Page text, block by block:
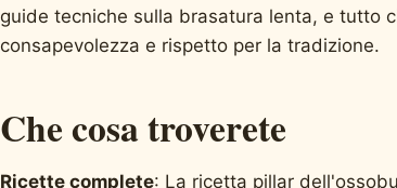
guide tecniche sulla brasatura lenta, e tutto
consapevolezza e rispetto per la tradizione.
Che cosa troverete
Ricette complete: La ricetta pillar